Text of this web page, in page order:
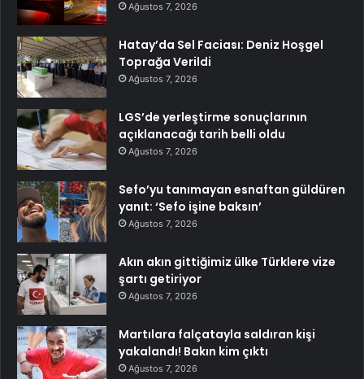
Ağustos 7, 2026
Hatay’da Sel Faciası: Deniz Hoşgel
Toprağa Verildi
Ağustos 7, 2026
LGS’de yerleştirme sonuçlarının
açıklanacağı tarih belli oldu
Ağustos 7, 2026
Sefo’yu tanımayan esnaftan güldüren
yanıt: ‘Sefo işine baksın’
Ağustos 7, 2026
Akın akın gittiğimiz ülke Türklere vize
şartı getiriyor
Ağustos 7, 2026
Martılara falçatayla saldıran kişi
yakalandı! Bakın kim çıktı
Ağustos 7, 2026